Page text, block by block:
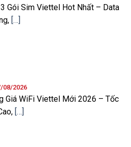
Gói Sim Viettel Hot Nhất – Data
[…]
08/2026
Giá WiFi Viettel Mới 2026 – Tốc
[…]